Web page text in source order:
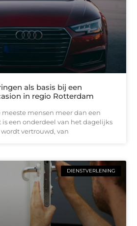
als basis bij een
in regio Rotterdam
meeste mensen meer dan een
een onderdeel van het dagelijks
vertrouwd, van
DIENSTVERLENING